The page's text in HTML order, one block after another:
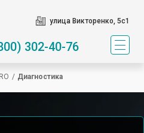
улица Викторенко, 5с1
302-40-76
/ Диагностика